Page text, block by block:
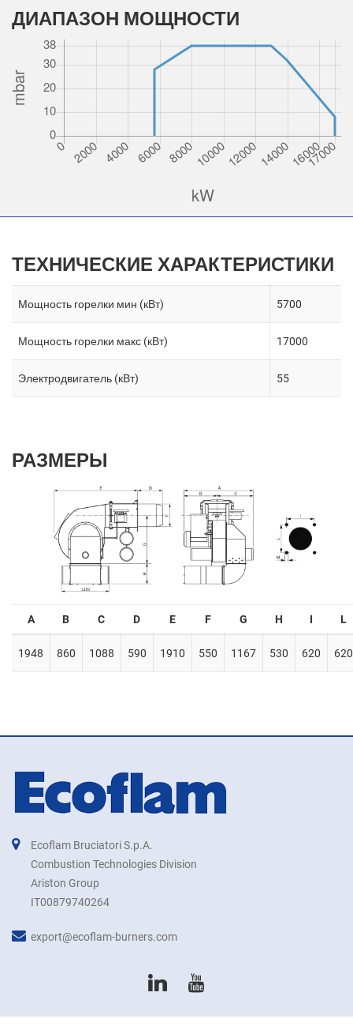
ДИАПАЗОН МОЩНОСТИ
ТЕХНИЧЕСКИЕ ХАРАКТЕРИСТИКИ
Мощность горелки мин (кВт) 5700
Мощность горелки макс (кВт) 17000
Электродвигатель (кВт) 55
РАЗМЕРЫ
A B C D E F G H I L
1948 860 1088 590 1910 550 1167 530 620 620
Ecoflam Bruciatori S.p.A.
Combustion Technologies Division
Ariston Group
IT00879740264
export@ecoflam-burners.com